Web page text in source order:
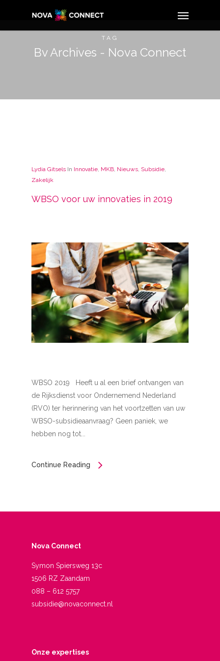
TAG
Bv Archives - Nova Connect
Lydia Gitsels In Innovatie, MKB, Nieuws, Subsidie,
Zakelijk
WBSO voor uw innovaties in 2019
WBSO 2019 Heeft u al een brief ontvangen van
de Rijksdienst voor Ondernemend Nederland
(RVO) ter herinnering van het voortzetten van uw
WBSO-subsidieaanvraag? Geen paniek, we
hebben nog tot...
Continue Reading
Nova Connect
Symon Spiersweg 13c
1506 RZ Zaandam
088 – 612 5757
subsidie@novaconnect.nl
Onze expertises